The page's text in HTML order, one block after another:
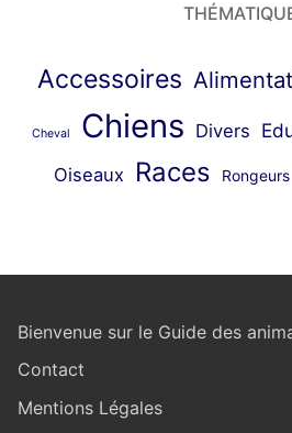
Accessoires
Cheval Chiens Divers
Oiseaux Races Rongeurs
Bienvenue sur le Guide des
Contact
Mentions Légales